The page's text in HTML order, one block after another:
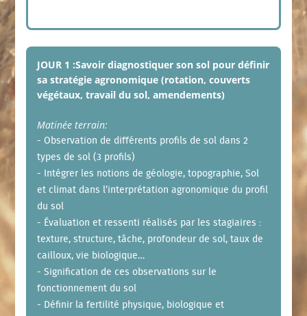
JOUR 1 :Savoir diagnostiquer son sol pour définir
sa stratégie agronomique (rotation, couverts
végétaux, travail du sol, amendements)
Matinée terrain:
- Observation de différents profils de sol dans 2
types de sol (3 profils)
- Intégrer les notions de géologie, topographie, Sol
et climat dans l’interprétation agronomique du profil
du sol
- Évaluation et ressenti réalisés par les stagiaires :
texture, structure, tâche, profondeur de sol, taux de
cailloux, vie biologique…
- Signification de ces observations sur le
fonctionnement du sol
- Définir la fertilité physique, biologique et